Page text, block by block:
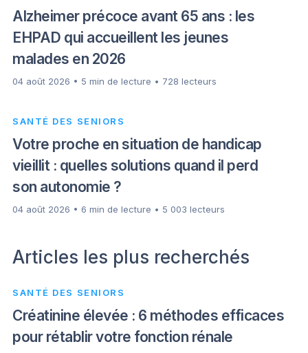
Alzheimer précoce avant 65 ans : les
EHPAD qui accueillent les jeunes
malades en 2026
04 août 2026 • 5 min de lecture • 728 lecteurs
SANTÉ DES SENIORS
Votre proche en situation de handicap
vieillit : quelles solutions quand il perd
son autonomie ?
04 août 2026 • 6 min de lecture • 5 003 lecteurs
Articles les plus recherchés
SANTÉ DES SENIORS
Créatinine élevée : 6 méthodes efficaces
pour rétablir votre fonction rénale